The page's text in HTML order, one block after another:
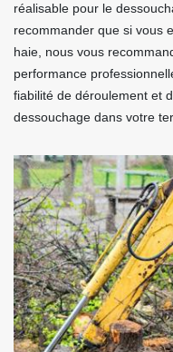
réalisable pour le
recommander que si vous
haie, nous vous
performance
fiabilité de déroulement et
dessouchage dans votre